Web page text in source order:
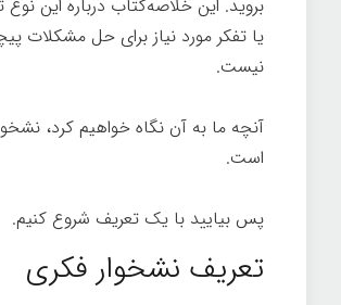
بروید. این خلاصه‌کتاب درباره این
یا تفکر مورد نیاز برای حل مشکلات
نیست.
آنچه ما به آن نگاه خواهیم کرد،
است.
پس بیایید با یک تعریف شروع کنیم.
تعریف نشخوار فکری